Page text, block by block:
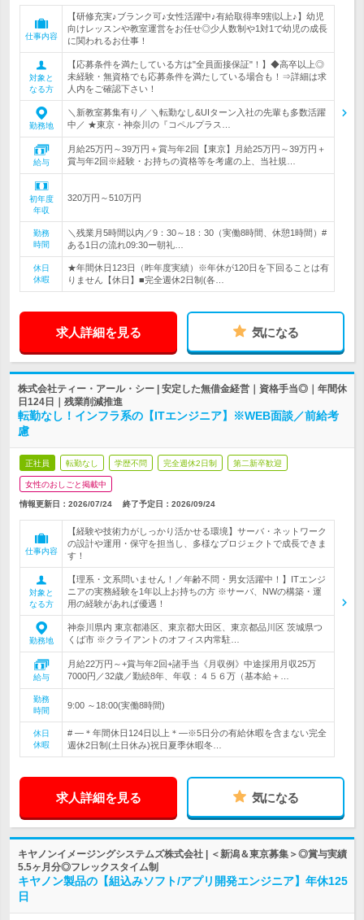
仕事内容
【研修充実♪ブランク可♪女性活躍中♪有給取得率9割以上♪】幼児
向けレッスンや教室運営をお任せ◎少人数制や1対1で幼児の成長
に関われるお仕事！
対象と
なる方
【応募条件を満たしている方は"全員面接保証"！】◆高卒以上◎
未経験・無資格でも応募条件を満たしている場合も！⇒詳細は求
人内をご確認下さい！
勤務地
＼新教室募集有り／ ＼転勤なし&UIターン入社の先輩も多数活躍
中／ ★東京・神奈川の『コペルプラス…
給与
月給25万円～39万円＋賞与年2回【東京】月給25万円～39万円＋
賞与年2回※経験・お持ちの資格等を考慮の上、当社規…
初年度
年収
320万円～510万円
勤務
時間
＼残業月5時間以内／9：30～18：30（実働8時間、休憩1時間）#
ある1日の流れ09:30ー朝礼…
休日
休暇
★年間休日123日（昨年度実績）※年休が120日を下回ることは有
りません【休日】■完全週休2日制(各…
求人詳細を見る 気になる
株式会社ティー・アール・シー | 安定した無借金経営｜資格手当◎｜年間休
日124日｜残業削減推進
転勤なし！インフラ系の【ITエンジニア】※WEB面談／前給考
慮
正社員 転勤なし 学歴不問 完全週休2日制 第二新卒歓迎
女性のおしごと掲載中
情報更新日：2026/07/24 終了予定日： 2026/09/24
仕事内容
【経験や技術力がしっかり活かせる環境】サーバ・ネットワーク
の設計や運用・保守を担当し、多様なプロジェクトで成長できま
す！
対象と
なる方
【理系・文系問いません！／年齢不問・男女活躍中！】ITエンジ
ニアの実務経験を1年以上お持ちの方 ※サーバ、NWの構築・運
用の経験があれば優遇！
勤務地
神奈川県内 東京都港区、東京都大田区、東京都品川区 茨城県つ
くば市 ※クライアントのオフィス内常駐…
給与
月給22万円～+賞与年2回+諸手当《月収例》中途採用月収25万
7000円／32歳／勤続8年、年収：４５６万（基本給＋…
勤務
時間
9:00 ～18:00(実働8時間)
休日
休暇
# ―＊年間休日124日以上＊―※5日分の有給休暇を含まない完全
週休2日制(土日休み)祝日夏季休暇冬…
求人詳細を見る 気になる
キヤノンイメージングシステムズ株式会社 | ＜新潟＆東京募集＞◎賞与実績
5.5ヶ月分◎フレックスタイム制
キヤノン製品の【組込みソフト/アプリ開発エンジニア】年休125
日